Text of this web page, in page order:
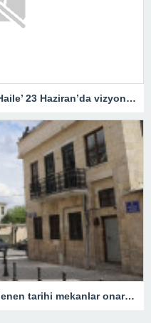
Korku filmi tutkunlarına müjde Haile’ 23 Haziran’da vizyonda
Gaziantep’te depremlerden etkilenen tarihi mekanlar onarıldı